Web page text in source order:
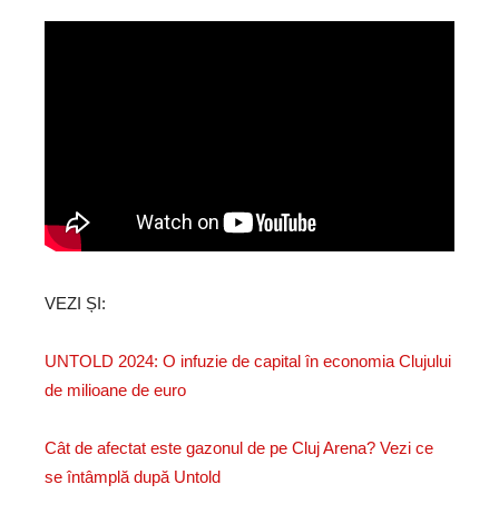
VEZI ȘI:
UNTOLD 2024: O infuzie de capital în economia Clujului
de milioane de euro
Cât de afectat este gazonul de pe Cluj Arena? Vezi ce
se întâmplă după Untold